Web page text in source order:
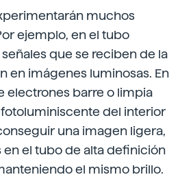
muchos
ejemplo, en el tubo
que se reciben de la
en imágenes luminosas. En
electrones barre o limpia
del interior
una imagen ligera,
en el tubo de alta definición
el mismo brillo.